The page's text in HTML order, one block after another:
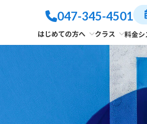
047-345-4501
はじめての方へ クラス 料金シ